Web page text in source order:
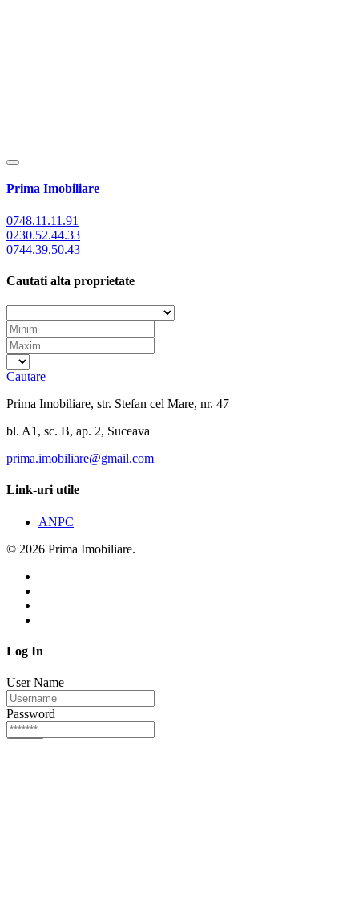
Prima Imobiliare
0748.11.11.91
0230.52.44.33
0744.39.50.43
Cautati alta proprietate
Cautare
Prima Imobiliare, str. Stefan cel Mare, nr. 47
bl. A1, sc. B, ap. 2, Suceava
prima.imobiliare@gmail.com
Link-uri utile
ANPC
© 2026 Prima Imobiliare.
Log In
User Name
Password